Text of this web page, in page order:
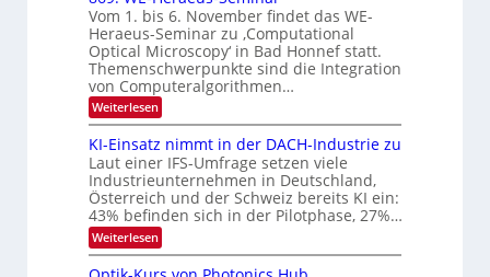
6
t
d
e
n
k
t
o
s
e
n
s
m
e
l
d
e
t
s
t
a
r
k
e
Vom 1. bis 6. November findet das WE-
Heraeus-Seminar zu ‚Computational
Optical Microscopy‘ in Bad Honnef statt.
Themenschwerpunkte sind die Integration
von Computeralgorithmen…
Weiterlesen:
8
9
.
W
E
-
H
e
r
KI-Einsatz nimmt in der DACH-Industrie zu
Laut einer IFS-Umfrage setzen viele
Industrieunternehmen in Deutschland,
Österreich und der Schweiz bereits KI ein:
43% befinden sich in der Pilotphase, 27%…
Weiterlesen:
K